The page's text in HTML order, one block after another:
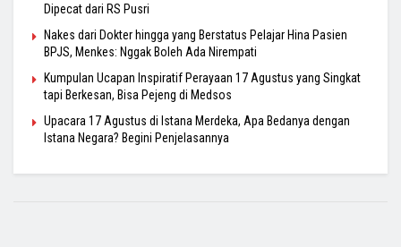
Dipecat dari RS Pusri
Nakes dari Dokter hingga yang Berstatus Pelajar Hina Pasien
BPJS, Menkes: Nggak Boleh Ada Nirempati
Kumpulan Ucapan Inspiratif Perayaan 17 Agustus yang Singkat
tapi Berkesan, Bisa Pejeng di Medsos
Upacara 17 Agustus di Istana Merdeka, Apa Bedanya dengan
Istana Negara? Begini Penjelasannya